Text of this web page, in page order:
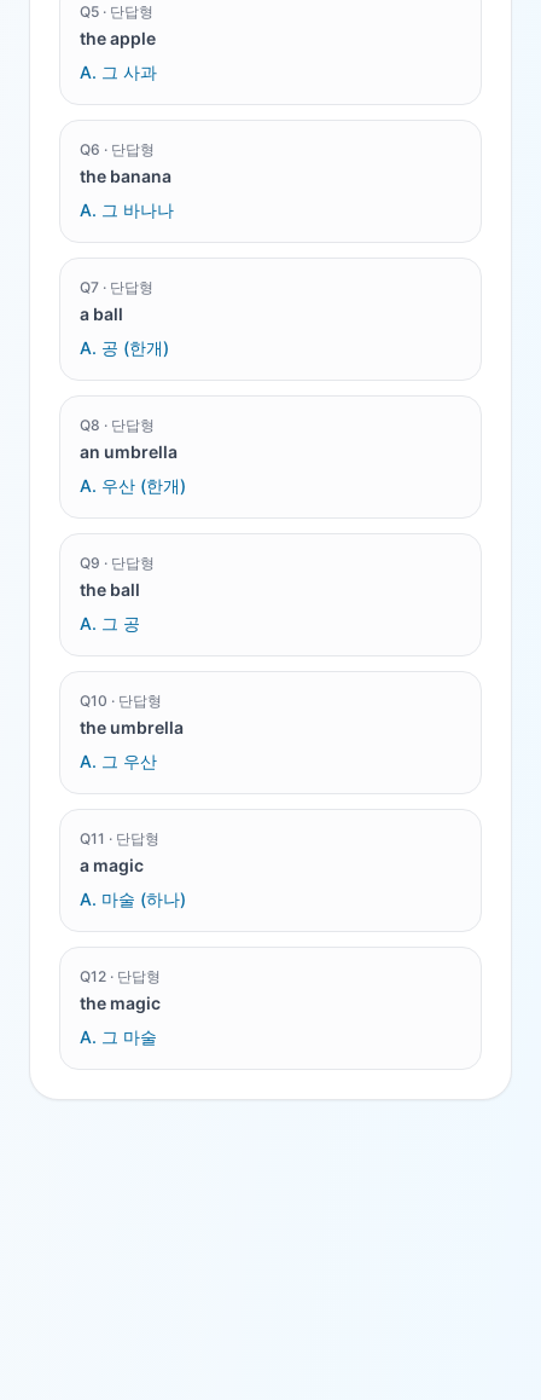
Q5 · 단답형
the apple
A. 그 사과
Q6 · 단답형
the banana
A. 그 바나나
Q7 · 단답형
a ball
A. 공 (한개)
Q8 · 단답형
an umbrella
A. 우산 (한개)
Q9 · 단답형
the ball
A. 그 공
Q10 · 단답형
the umbrella
A. 그 우산
Q11 · 단답형
a magic
A. 마술 (하나)
Q12 · 단답형
the magic
A. 그 마술